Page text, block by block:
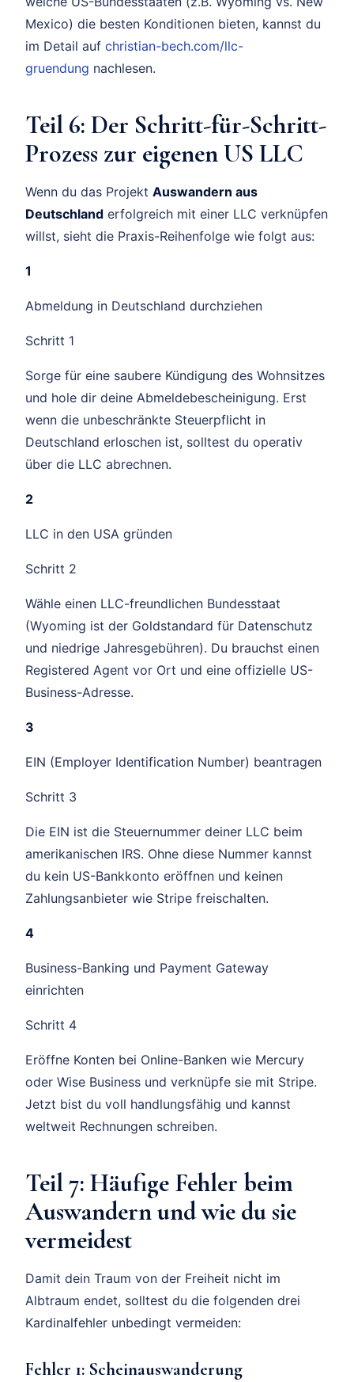
Mexico) die besten Konditionen bieten, kannst du
im Detail auf christian-bech.com/llc-
gruendung nachlesen.
Teil 6: Der Schritt-für-Schritt-
Prozess zur eigenen US LLC
Wenn du das Projekt Auswandern aus
Deutschland erfolgreich mit einer LLC verknüpfen
willst, sieht die Praxis-Reihenfolge wie folgt aus:
1
Abmeldung in Deutschland durchziehen
Schritt 1
Sorge für eine saubere Kündigung des Wohnsitzes
und hole dir deine Abmeldebescheinigung. Erst
wenn die unbeschränkte Steuerpflicht in
Deutschland erloschen ist, solltest du operativ
über die LLC abrechnen.
2
LLC in den USA gründen
Schritt 2
Wähle einen LLC-freundlichen Bundesstaat
(Wyoming ist der Goldstandard für Datenschutz
und niedrige Jahresgebühren). Du brauchst einen
Registered Agent vor Ort und eine offizielle US-
Business-Adresse.
3
EIN (Employer Identification Number) beantragen
Schritt 3
Die EIN ist die Steuernummer deiner LLC beim
amerikanischen IRS. Ohne diese Nummer kannst
du kein US-Bankkonto eröffnen und keinen
Zahlungsanbieter wie Stripe freischalten.
4
Business-Banking und Payment Gateway
einrichten
Schritt 4
Eröffne Konten bei Online-Banken wie Mercury
oder Wise Business und verknüpfe sie mit Stripe.
Jetzt bist du voll handlungsfähig und kannst
weltweit Rechnungen schreiben.
Teil 7: Häufige Fehler beim
Auswandern und wie du sie
vermeidest
Damit dein Traum von der Freiheit nicht im
Albtraum endet, solltest du die folgenden drei
Kardinalfehler unbedingt vermeiden:
Fehler 1: Scheinauswanderung